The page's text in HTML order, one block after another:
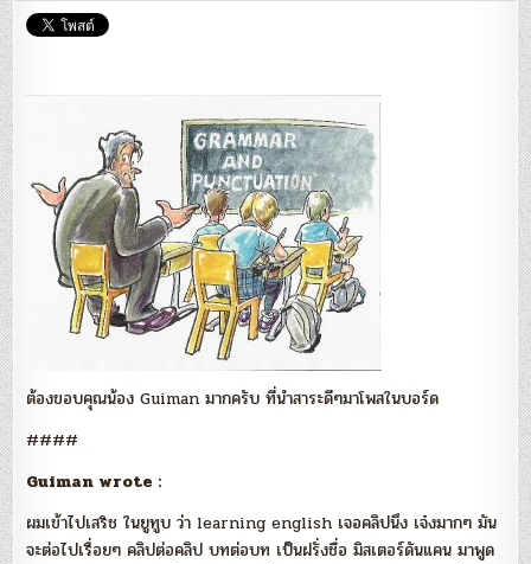
อัง
ผ่าน
เน็ต
ฟรี!
ต้องขอบคุณน้อง Guiman มากครับ ที่นำสาระดีๆมาโพสในบอร์ด
####
Guiman wrote :
ผมเข้าไปเสริช ในยูทูบ ว่า learning english เจอคลิปนึง เจ๋งมากๆ มัน
จะต่อไปเรื่อยๆ คลิปต่อคลิป บทต่อบท เป็นฝรั่งชื่อ มิสเตอร์ดันแคน มาพูด